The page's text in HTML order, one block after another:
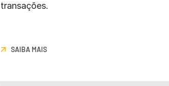
transações.
SAIBA MAIS